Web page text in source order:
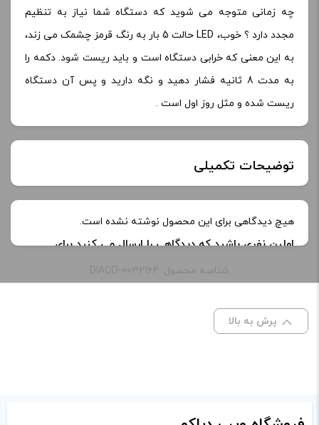
چه زمانی متوجه می شوید که دستگاه شما نیاز به تنظیم
مجدد دارد ؟ خوب، LED حالت 5 بار به رنگ قرمز چشمک می زند،
به این معنی که خرابی دستگاه است و باید ریست شود. دکمه را
به مدت 8 ثانیه فشار دهید و نگه دارید و پس آن دستگاه
ریست شده و مثل روز اول است .
توضیحات تکمیلی
ابعاد: 104x30x17mm
هیچ دیدگاهی برای این محصول نوشته نشده است.
اولین نفری باشید که دیدگاهی را ارسال می کنید برای
“سیگار الکترونیک آیکاس لیل 2 | IQOS lil 2 SOLID”
علامت‌گذاری شده‌اند
شناسه محصول: DIACO-0032164
پرش به بالا